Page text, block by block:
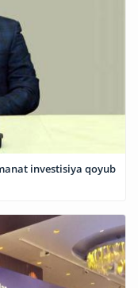
investisiya qoyub